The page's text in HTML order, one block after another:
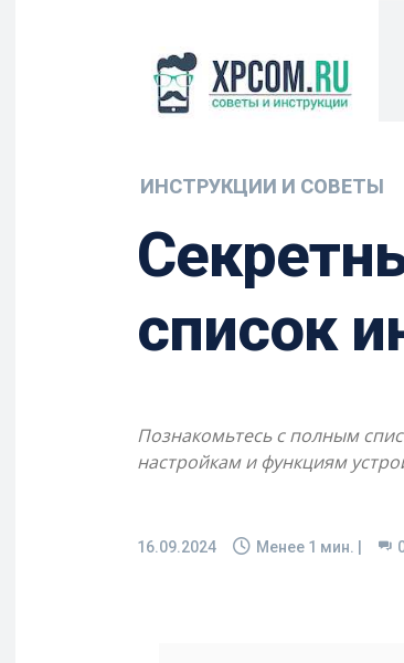
ИНСТРУКЦИИ И СОВЕТЫ
список
Познакомьтесь с полным
настройкам и функциям
16.09.2024 Менее 1 мин. |